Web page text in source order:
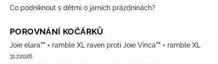
Co podniknout s dětmi o jarních prázdninách?
POROVNÁNÍ KOČÁRKŮ
Joie elara™ + ramble XL raven proti Joie Vinca™ + ramble XL
31.7.2026